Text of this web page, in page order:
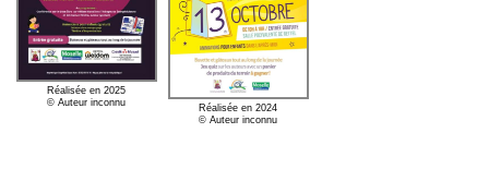
Réalisée en 2025
© Auteur inconnu
Réalisée en 2024
© Auteur inconnu